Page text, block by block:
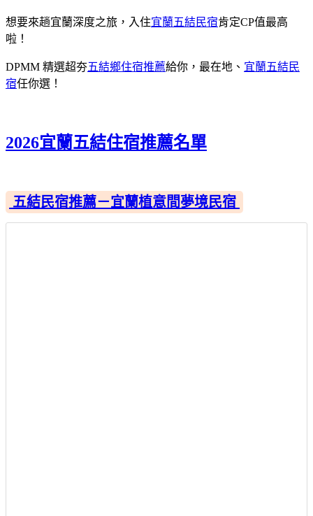
想要來趟宜蘭深度之旅，入住宜蘭五結民宿肯定CP值最高
啦！
DPMM 精選超夯五結鄉住宿推薦給你，最在地、 宜蘭五結民
宿任你選！
2026宜蘭五結住宿推薦名單
五結民宿推薦－宜蘭植意間夢境民宿